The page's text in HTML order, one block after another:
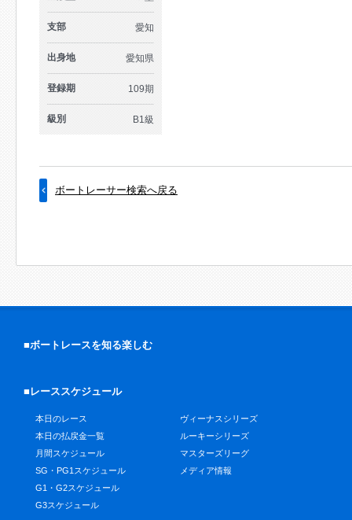
支部 愛知
出身地 愛知県
登録期 109期
級別 B1級
ボートレーサー検索へ戻る
■ボートレースを知る楽しむ
■レーススケジュール
本日のレース
本日の払戻金一覧
月間スケジュール
SG・PG1スケジュール
G1・G2スケジュール
G3スケジュール
ヴィーナスシリーズ
ルーキーシリーズ
マスターズリーグ
メディア情報